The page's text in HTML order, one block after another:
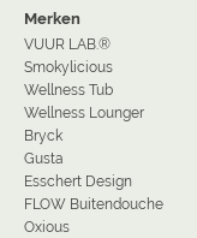
Merken
VUUR LAB.®
Smokylicious
Wellness Tub
Wellness Lounger
Bryck
Gusta
Esschert Design
FLOW Buitendouche
Oxious